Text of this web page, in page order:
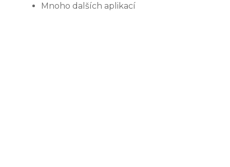
Mnoho dalších aplikací